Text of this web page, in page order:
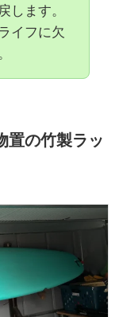
します。
イフに欠
置の竹製ラッ